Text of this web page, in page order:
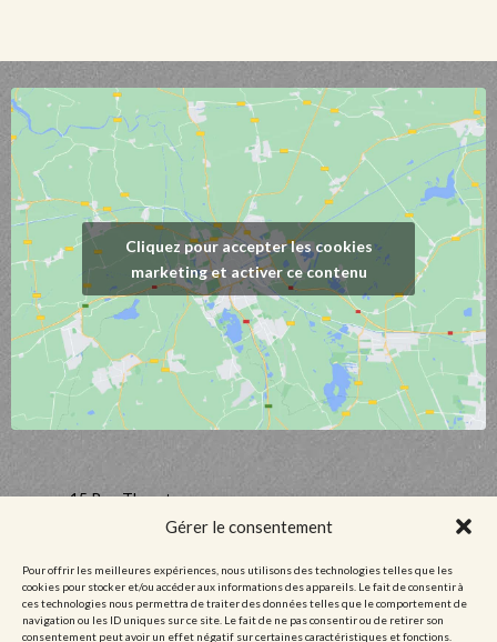
Gérer le consentement
Pour offrir les meilleures expériences, nous utilisons des technologies telles que les
cookies pour stocker et/ou accéder aux informations des appareils. Le fait de consentir à
ces technologies nous permettra de traiter des données telles que le comportement de
navigation ou les ID uniques sur ce site. Le fait de ne pas consentir ou de retirer son
consentement peut avoir un effet négatif sur certaines caractéristiques et fonctions.
Cliquez pour accepter les cookies
marketing et activer ce contenu
15 Rue Thurot,
21700 Nuits-Saint-Georges, France
contact@domaineguyetyvandufouleur.fr
Mentions légales